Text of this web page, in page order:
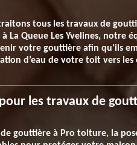
tous les travaux de
La Queue Les Yvelines, notre
votre gouttière afin qu'ils
d’eau de votre toit vers
les travaux de
gouttière à Pro toiture, la